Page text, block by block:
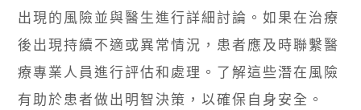
出現的風險並與醫生進行詳細討論。如果在治療
後出現持續不適或異常情況，患者應及時聯繫醫
療專業人員進行評估和處理。了解這些潛在風險
有助於患者做出明智決策，以確保自身安全。